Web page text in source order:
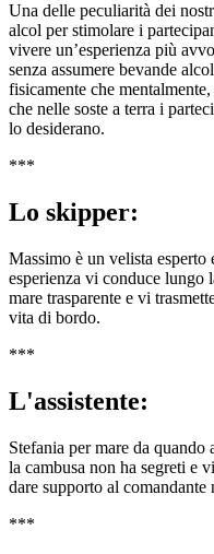
Una delle peculiarità dei
alcol per stimolare i
vivere un’esperienza più
senza assumere bevande
fisicamente che
che nelle soste a terra i
lo desiderano.
***
Lo skipper:
Massimo è un velista
esperienza vi conduce lungo
mare trasparente e vi
vita di bordo.
***
L'assistente:
Stefania per mare da quando
la cambusa non ha segreti e
dare supporto al comandante
***